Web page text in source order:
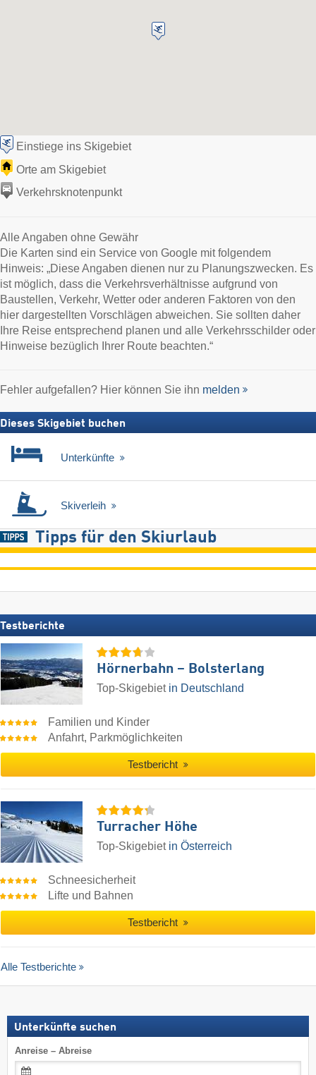
Einstiege ins Skigebiet
Orte am Skigebiet
Verkehrsknotenpunkt
Alle Angaben ohne Gewähr
Die Karten sind ein Service von Google mit folgendem
Hinweis: „Diese Angaben dienen nur zu Planungszwecken. Es
ist möglich, dass die Verkehrsverhältnisse aufgrund von
Baustellen, Verkehr, Wetter oder anderen Faktoren von den
hier dargestellten Vorschlägen abweichen. Sie sollten daher
Ihre Reise entsprechend planen und alle Verkehrsschilder oder
Hinweise bezüglich Ihrer Route beachten.“
Fehler aufgefallen? Hier können Sie ihn melden
Dieses Skigebiet buchen
Unterkünfte
Skiverleih
Tipps für den Skiurlaub
Testberichte
Hörnerbahn – Bolsterlang
Top-Skigebiet in Deutschland
Familien und Kinder
Anfahrt, Parkmöglichkeiten
Testbericht
Turracher Höhe
Top-Skigebiet in Österreich
Schneesicherheit
Lifte und Bahnen
Testbericht
Alle Testberichte
Unterkünfte suchen
Anreise – Abreise